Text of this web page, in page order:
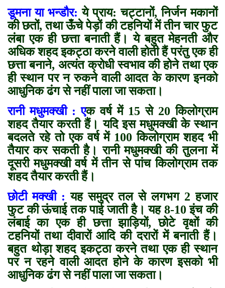
डूमना या भन्डौर: ये प्राय: चट्टानों, निर्जन मकानों
की छतों, तथा ऊँचे पेड़ों की टहनियों में तीन चार फुट
लंबा एक ही छत्ता बनाती हैं। ये बहुत मेहनती और
अधिक शहद इकट्ठा करने वाली होती हैं परंतु एक ही
छत्ता बनाने, अत्यंत क्रोधी स्वभाव की होने तथा एक
ही स्थान पर न रुकने वाली आदत के कारण इनको
आधुनिक ढंग से नहीं पाला जा सकता।
रानी मधुमक्खी : एक वर्ष में 15 से 20 किलोग्राम
शहद तैयार करती हैं। यदि इस मधुमक्खी के स्थान
बदलते रहे तो एक वर्ष में 100 किलोग्राम शहद भी
तैयार कर सकती है। रानी मधुमक्खी की तुलना में
दूसरी मधुमक्खी वर्ष में तीन से पांच किलोग्राम तक
शहद तैयार करती हैं।
छोटी मक्खी : यह समुद्र तल से लगभग 2 हजार
फुट की ऊंचाई तक पाई जाती है। यह 8-10 इंच की
लंबाई का एक ही छत्ता झाड़ियों, छोटे वृक्षों की
टहनियों तथा दीवारों आदि की दरारों में बनाती हैं।
बहुत थोड़ा शहद इकट्ठा करने तथा एक ही स्थान
पर न रहने वाली आदत होने के कारण इसको भी
आधुनिक ढंग से नहीं पाला जा सकता।